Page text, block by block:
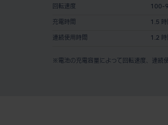
回転速度 100-
充電時間 1.5 時
連続使用時間 1.2 時
※電池の充電容量によって回転速度、連続